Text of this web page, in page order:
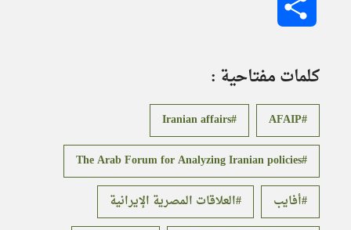
كلمات مفتاحية :
AFAIP
Iranian affairs
The Arab Forum for Analyzing Iranian policies
أفايب
العلاقات المصرية الإيرانية